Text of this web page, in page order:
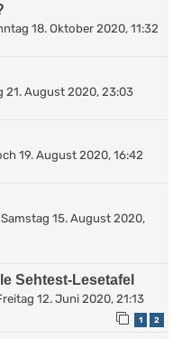
18. Oktober 2020, 11:32
21. August 2020, 23:03
19. August 2020, 16:42
Samstag 15. August 2020,
Sehtest-Lesetafel
12. Juni 2020, 21:13
1 2